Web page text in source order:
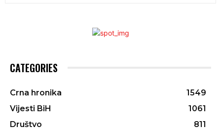
CATEGORIES
Crna hronika
1549
Vijesti BiH
1061
Društvo
811